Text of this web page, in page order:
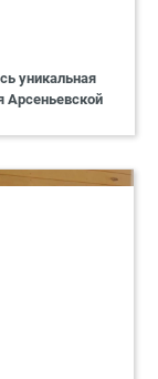
уникальная
Арсеньевской